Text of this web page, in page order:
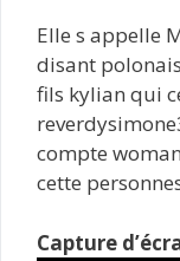
Elle s appelle
disant
fils kylian qui
compte
cette
Capture